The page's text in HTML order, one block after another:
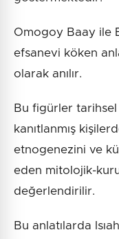
Omogoy Baay ile
efsanevi köken
olarak anılır.
Bu figürler
kanıtlanmış
etnogenezini ve
eden mitolojik-
değerlendirilir.
Bu anlatılarda